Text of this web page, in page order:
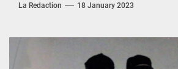
La Redaction 18 January 2023